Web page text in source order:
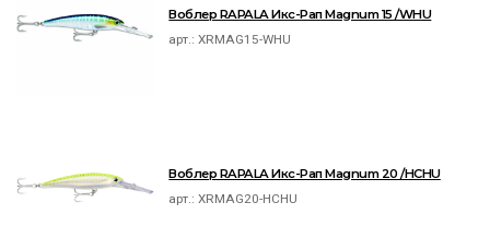
Воблер RAPALA Икс-Рап Magnum 15 /WHU
арт.:XRMAG15-WHU
Воблер RAPALA Икс-Рап Magnum 20 /HCHU
арт.:XRMAG20-HCHU